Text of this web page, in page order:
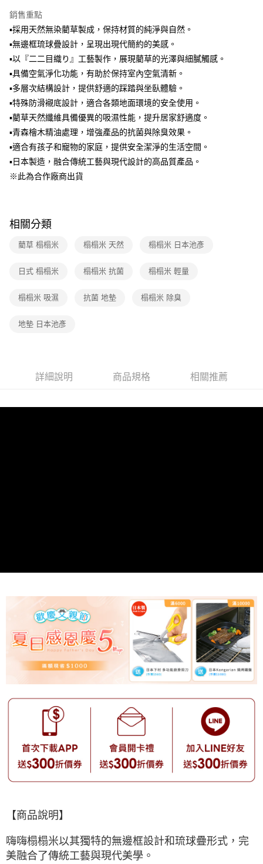
3.實際核准額度、可分期數及費用金額請依後續交易確認頁面所載為準。
4.訂單成立30分鐘內，如未前往確認交易或遇審核未通過，訂單將自動取
消。如遇「轉專審核」未通過狀況，表示未達大哥付你分期系統評分，恕無
法說明評估內容。
1.分期款項不併入電信帳單，「大哥付你分期」於每月結算日後寄送繳費提
醒簡訊。
2.透過簡訊連結打開帳單後，可選擇「超商條碼／台灣大直營門市／銀行轉
帳／街口支付／iPASS MONEY」等通路繳費。
【注意事項】
1.本服務係由「台灣大哥大股份有限公司」（以下簡稱本公司）所提供，讓
用戶於交易時，得透過本服務購買商品或服務，並由商店將買賣／分期付款
買賣價金債權讓與本公司後，依約使用本公司帳單繳交帳款。
2.基於同意付款使用「大哥付你分期」之契約關係目的，商店將以您的個人
由本公司與您本人進行分期帳單所需資料之確認、核對及更正。
宅配【父親節大回饋】限時$299免運
每筆NT$150，滿NT$299(含以上)免運費
銷售重點
▪採用天然無染藺草製成，保持材質的純淨與自然。
▪無邊框琉球疊設計，呈現出現代簡約的美感。
▪以『二二目織り』工藝製作，展現藺草的光澤與細膩觸感。
▪具備空氣淨化功能，有助於保持室內空氣清新。
▪多層次結構設計，提供舒適的踩踏與坐臥體驗。
▪特殊防滑襯底設計，適合各類地面環境的安全使用。
▪藺草天然纖維具備優異的吸濕性能，提升居家舒適度。
▪青森檜木精油處理，增強產品的抗菌與除臭效果。
▪適合有孩子和寵物的家庭，提供安全潔淨的生活空間。
▪日本製造，融合傳統工藝與現代設計的高品質產品。
※此為合作廠商出貨
相關分類
藺草 榻榻米 榻榻米 天然 榻榻米 日本池彥
日式 榻榻米 榻榻米 抗菌 榻榻米 輕量
榻榻米 吸濕 抗菌 地墊 榻榻米 除臭
地墊 日本池彥
詳細說明 商品規格 相關推薦
【商品說明】
嗨嗨榻榻米以其獨特的無邊框設計和琉球疊形式，完
美融合了傳統工藝與現代美學。